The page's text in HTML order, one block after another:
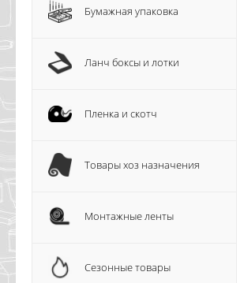
Бумажная упаковка
Ланч боксы и лотки
Пленка и скотч
Товары хоз назначения
Монтажные ленты
Сезонные товары